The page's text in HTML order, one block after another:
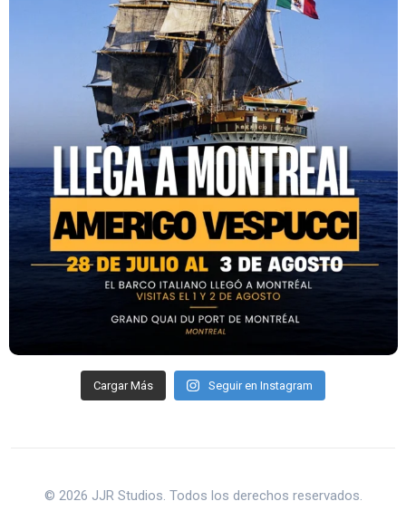
Cargar Más Seguir en Instagram
© 2026 JJR Studios. Todos los derechos reservados.